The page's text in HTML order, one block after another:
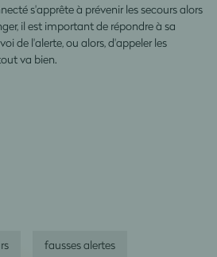
s'apprête à prévenir les secours alors
il est important de répondre à sa
de l'alerte, ou alors, d'appeler les
va bien.
fausses alertes